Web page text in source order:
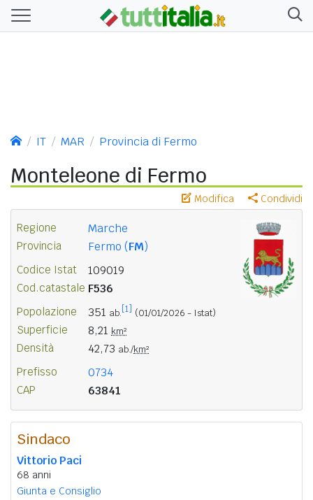
IT MAR Provincia di Fermo
Monteleone di Fermo
Modifica Condividi
Regione Marche
Provincia Fermo (FM)
Codice Istat 109019
Cod.catastale F536
Popolazione 351 ab. [1] (01/01/2026 - Istat)
Superficie 8,21 km²
Densità 42,73 ab./km²
Prefisso 0734
CAP 63841
Sindaco
Vittorio Paci
68 anni
Giunta e Consiglio